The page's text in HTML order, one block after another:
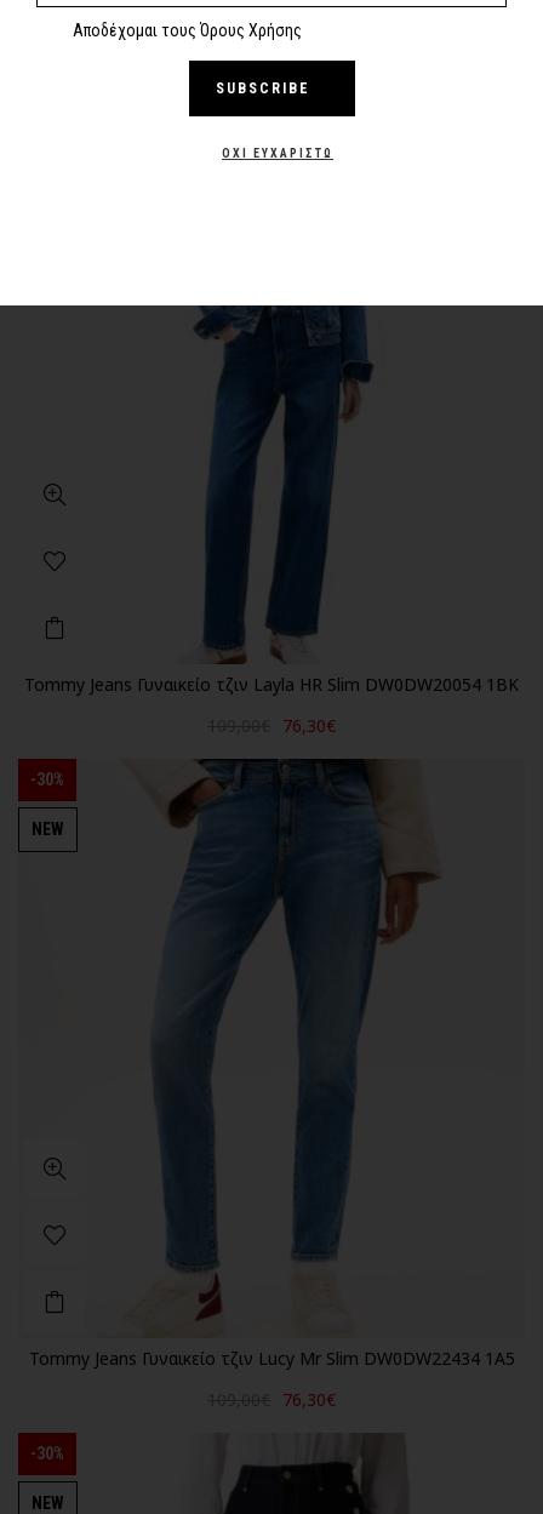
Αποδέχομαι τους Όρους Χρήσης
SUBSCRIBE
ΌΧΙ ΕΥΧΑΡΙΣΤΏ
Tommy Jeans Γυναικείο τζιν Layla HR Slim DW0DW20054 1BK
76,30€
-30%
NEW
Tommy Jeans Γυναικείο τζιν Lucy Mr Slim DW0DW22434 1A5
76,30€
-30%
NEW